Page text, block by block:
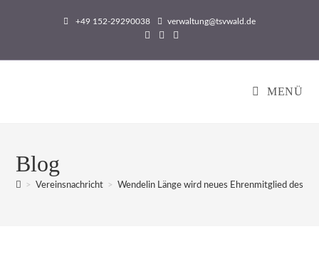
+49 152-29290038 verwaltung@tsvwald.de
MENÜ
Blog
> Vereinsnachricht > Wendelin Länge wird neues Ehrenmitglied des